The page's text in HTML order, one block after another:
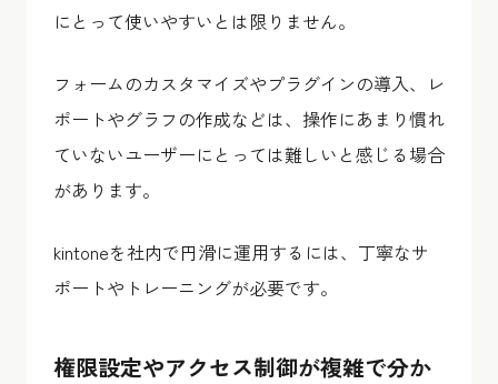
にとって使いやすいとは限りません。
フォームのカスタマイズやプラグインの導入、レ
ポートやグラフの作成などは、操作にあまり慣れ
ていないユーザーにとっては難しいと感じる場合
があります。
kintoneを社内で円滑に運用するには、丁寧なサ
ポートやトレーニングが必要です。
権限設定やアクセス制御が複雑で分か